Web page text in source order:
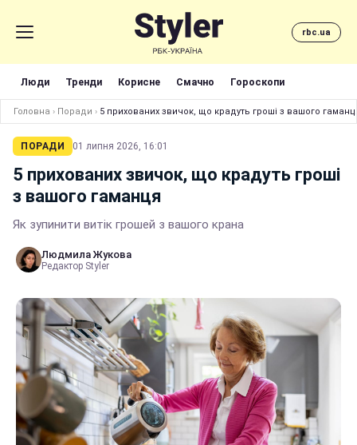
rbc.ua
Люди Тренди Корисне Смачно Гороскопи
Головна › Поради › 5 прихованих звичок, що крадуть гроші з вашого
ПОРАДИ 01 липня 2026, 16:01
5 прихованих звичок, що крадуть гроші
з вашого гаманця
Як зупинити витік грошей з вашого крана
Людмила Жукова
Редактор Styler